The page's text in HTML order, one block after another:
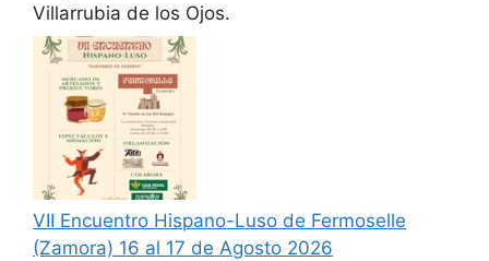
Villarrubia de los Ojos.
VII Encuentro Hispano-Luso de Fermoselle
(Zamora) 16 al 17 de Agosto 2026